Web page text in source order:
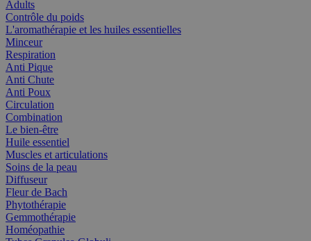
Adults
Contrôle du poids
L'aromathérapie et les huiles essentielles
Minceur
Respiration
Anti Pique
Anti Chute
Anti Poux
Circulation
Combination
Le bien-être
Huile essentiel
Muscles et articulations
Soins de la peau
Diffuseur
Fleur de Bach
Phytothérapie
Gemmothérapie
Homéopathie